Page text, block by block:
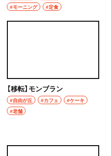
#モーニング
#定食
【移転】モンブラン
#自由が丘 #カフェ
#ケーキ
#老舗